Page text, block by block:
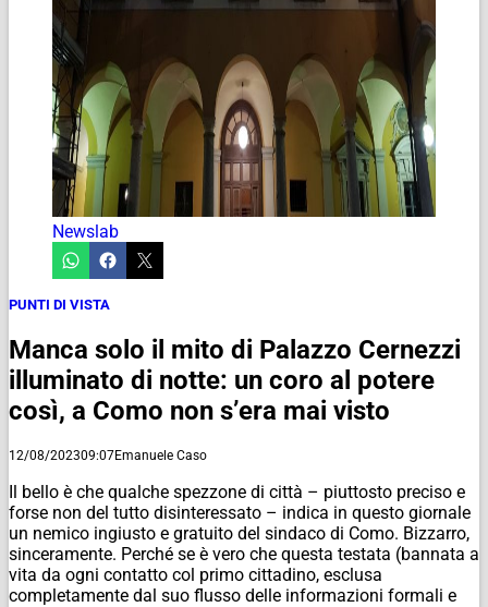
Newslab
PUNTI DI VISTA
Manca solo il mito di Palazzo Cernezzi
illuminato di notte: un coro al potere
così, a Como non s’era mai visto
12/08/202309:07Emanuele Caso
Il bello è che qualche spezzone di città – piuttosto preciso e
forse non del tutto disinteressato – indica in questo giornale
un nemico ingiusto e gratuito del sindaco di Como. Bizzarro,
sinceramente. Perché se è vero che questa testata (bannata a
vita da ogni contatto col primo cittadino, esclusa
completamente dal suo flusso delle informazioni formali e